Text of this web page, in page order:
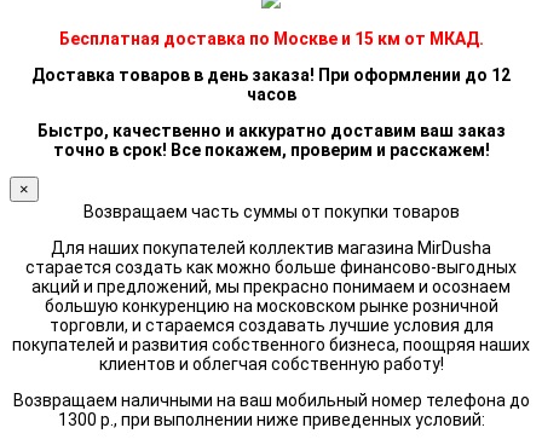
Бесплатная доставка по Москве и 15 км от МКАД.
Доставка товаров в день заказа! При оформлении до 12
часов
Быстро, качественно и аккуратно доставим ваш заказ
точно в срок! Все покажем, проверим и расскажем!
×
Возвращаем часть суммы от покупки товаров
Для наших покупателей коллектив магазина MirDusha
старается создать как можно больше финансово-выгодных
акций и предложений, мы прекрасно понимаем и осознаем
большую конкуренцию на московском рынке розничной
торговли, и стараемся создавать лучшие условия для
покупателей и развития собственного бизнеса, поощряя наших
клиентов и облегчая собственную работу!
Возвращаем наличными на ваш мобильный номер телефона до
1300 р., при выполнении ниже приведенных условий: